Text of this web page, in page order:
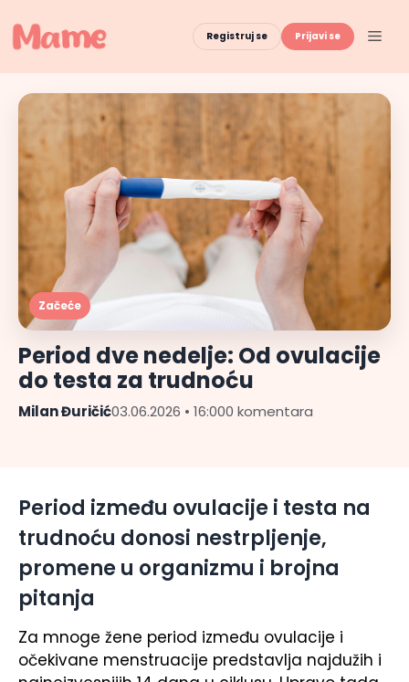
to
content
Registruj se Prijavi se
Začeće
Period dve nedelje: Od ovulacije
do testa za trudnoću
Milan Đuričić03.06.2026 • 16:000 komentara
Period između ovulacije i testa na
trudnoću donosi nestrpljenje,
promene u organizmu i brojna
pitanja
Za mnoge žene period između ovulacije i
očekivane menstruacije predstavlja najdužih i